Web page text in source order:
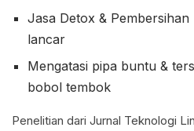
Jasa Detox &
lancar
Mengatasi pipa buntu &
bobol tembok
Penelitian dari Jurnal Teknologi